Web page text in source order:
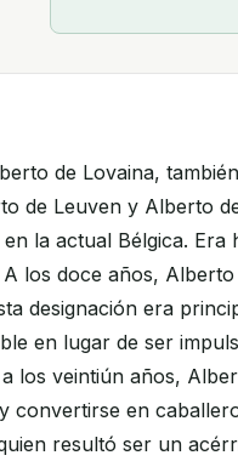
de Lovaina,
de Leuven y Alberto
la actual Bélgica. Era
los doce años,
designación era
en lugar de ser
los veintiún años,
convertirse en
resultó ser un